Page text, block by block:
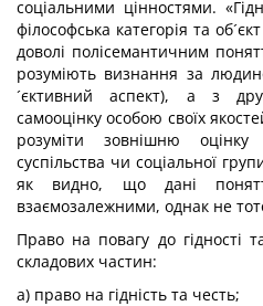
соціальними цінностями.
філософська категорія та
доволі полісемантичним
розуміють визнання за
´єктивний аспект), а з
самооцінку особою своїх
розуміти зовнішню
суспільства чи соціальної
як видно, що дані
взаємозалежними, однак не
Право на повагу до гідності
складових частин:
а) право на гідність та честь;